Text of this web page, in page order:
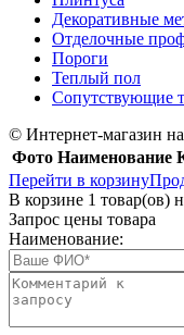
Декоративные
Отделочные
Пороги
Теплый пол
Сопутствующие
© Интернет-магазин
Фото Наименование
Перейти в корзину
В корзине 1 товар(ов)
Запрос цены товара
Наименование: